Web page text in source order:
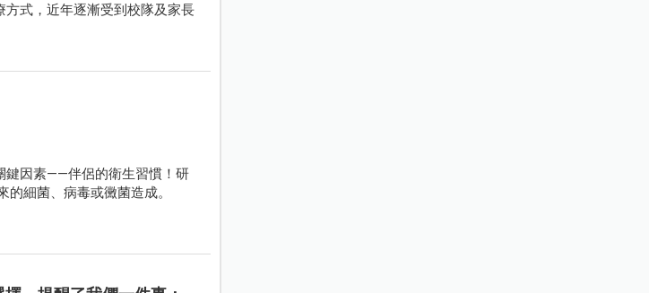
式，近年逐漸受到校隊及家長
鍵因素——伴侶的衛生習慣！研
細菌、病毒或黴菌造成。